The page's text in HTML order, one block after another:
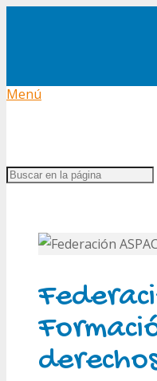
Menú